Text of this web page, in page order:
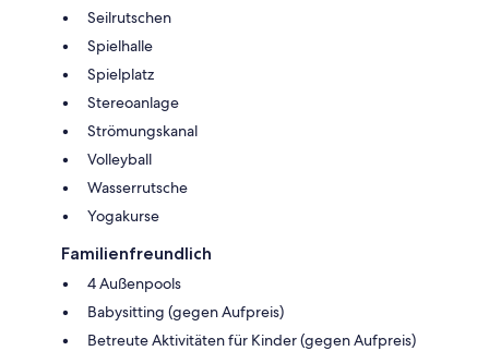
Seilrutschen
Spielhalle
Spielplatz
Stereoanlage
Strömungskanal
Volleyball
Wasserrutsche
Yogakurse
Familienfreundlich
4 Außenpools
Babysitting (gegen Aufpreis)
Betreute Aktivitäten für Kinder (gegen Aufpreis)